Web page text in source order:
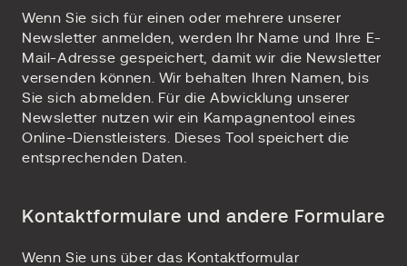
Wenn Sie sich für einen oder mehrere unserer
Newsletter anmelden, werden Ihr Name und Ihre E-
Mail-Adresse gespeichert, damit wir die Newsletter
versenden können. Wir behalten Ihren Namen, bis
Sie sich abmelden. Für die Abwicklung unserer
Newsletter nutzen wir ein Kampagnentool eines
Online-Dienstleisters. Dieses Tool speichert die
entsprechenden Daten.
Kontaktformulare und andere Formulare
Wenn Sie uns über das Kontaktformular